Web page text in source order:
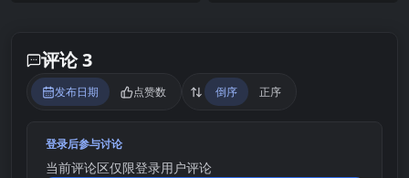
评论 3
发布日期 点赞数 倒序 正序
登录后参与讨论
当前评论区仅限登录用户评论